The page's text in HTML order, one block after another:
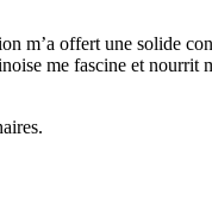
m’a offert une solide
me fascine et nourrit